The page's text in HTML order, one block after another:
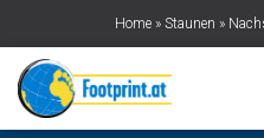
Home» Staunen »